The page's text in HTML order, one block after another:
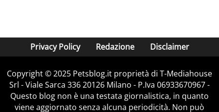
Privacy Policy Redazione Disclaimer
Copyright © 2025 Petsblog.it proprietà di T-Mediahouse
Srl - Viale Sarca 336 20126 Milano - P.Iva 06933670967 -
Questo blog non è una testata giornalistica, in quanto
viene aggiornato senza alcuna periodicità. Non può